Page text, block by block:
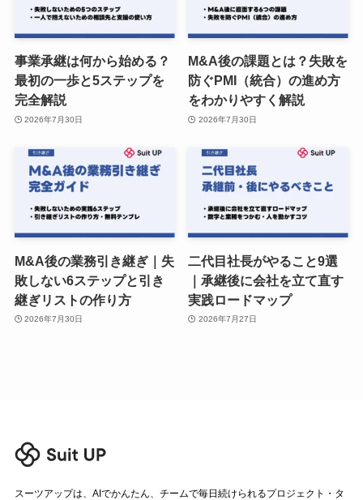
事業承継は何から始める？
最初の一歩と5ステップを
完全解説
2026年7月30日
M&A後の課題とは？失敗を
防ぐPMI（統合）の進め方
をわかりやすく解説
2026年7月30日
M&A後の業務引き継ぎ｜失
敗しない6ステップと引き
継ぎリストの作り方
2026年7月30日
二代目社長がやること9選
｜承継後に会社を立て直す
実践ロードマップ
2026年7月27日
スーツアップは、AIでかんたん、チームで毎日続けられるプロジェクト・タ